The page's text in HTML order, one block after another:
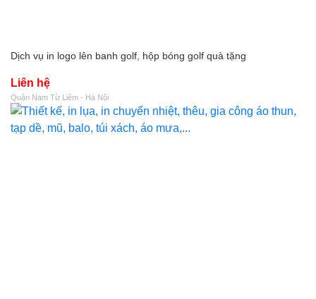
Dịch vụ in logo lên banh golf, hộp bóng golf quà tặng
Liên hệ
Quận Nam Từ Liêm - Hà Nội